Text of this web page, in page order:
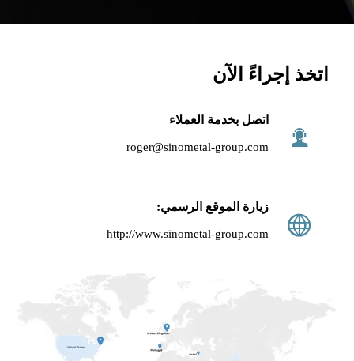
اتخذ إجراءً الآن

اتصل بخدمة العملاء
roger@sinometal-group.com

زيارة الموقع الرسمي:
http://www.sinometal-group.com